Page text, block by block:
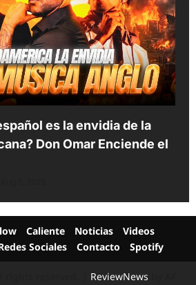
es la envidia de la
Don Omar Enciende el
Caliente Noticias
Videos
Sociales Contacto Spotify
ReviewNews